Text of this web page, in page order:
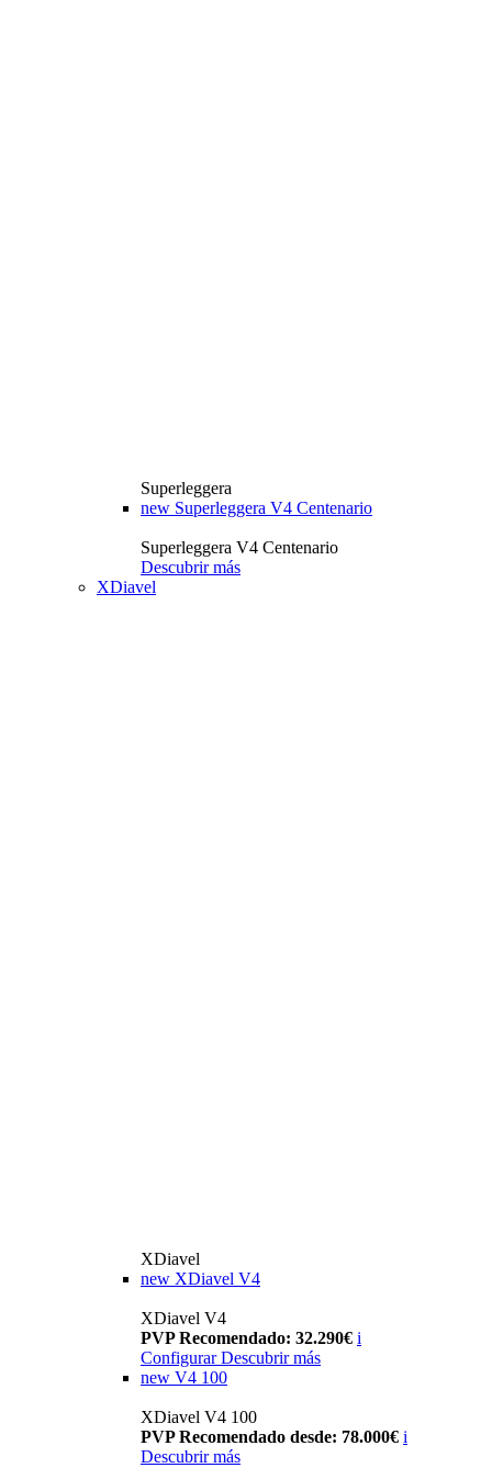
Superleggera
new Superleggera V4 Centenario
Superleggera V4 Centenario
Descubrir más
XDiavel
XDiavel
new XDiavel V4
XDiavel V4
PVP Recomendado: 32.290€ i
Configurar Descubrir más
new V4 100
XDiavel V4 100
PVP Recomendado desde: 78.000€ i
Descubrir más